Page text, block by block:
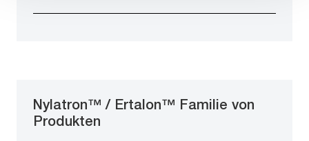
Nylatron™ / Ertalon™ Familie von
Produkten